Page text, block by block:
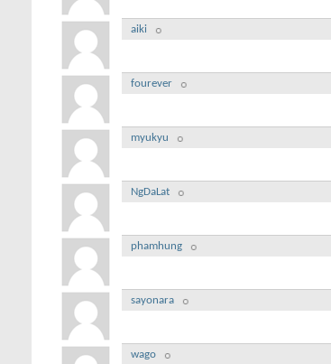
aiki
fourever
myukyu
NgDaLat
phamhung
sayonara
wago